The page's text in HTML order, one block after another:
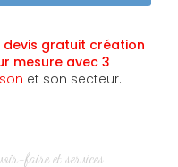
devis gratuit création
mesure avec 3
et son secteur.
faire et services